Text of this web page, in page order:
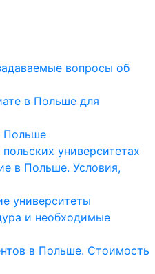
вопросы об
в Польше для
Польше
университетах
в Польше. Условия,
университеты
и необходимые
в Польше. Стоимость